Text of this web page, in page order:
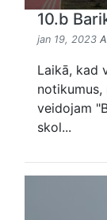
10.b
jan 19, 2023
Laikā, kad
notikumus,
veidojam
skol...